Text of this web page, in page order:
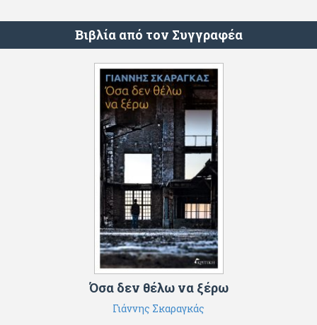
Βιβλία από τον Συγγραφέα
Όσα δεν θέλω να ξέρω
Γιάννης Σκαραγκάς